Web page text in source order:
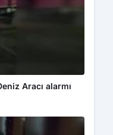
Aracı alarmı